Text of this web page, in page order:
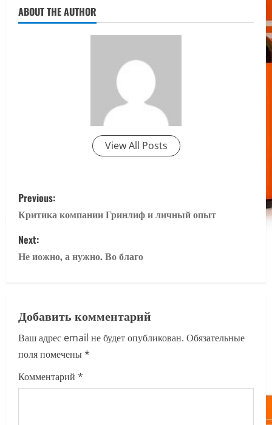
ABOUT THE AUTHOR
View All Posts
P
o
s
t
a
v
i
g
Previous:
Критика компании Гринлиф и личный опыт
Next:
Не иожно, а нужно. Во благо
Добавить комментарий
Ваш адрес email не будет опубликован. Обязательные
поля помечены*
Комментарий *